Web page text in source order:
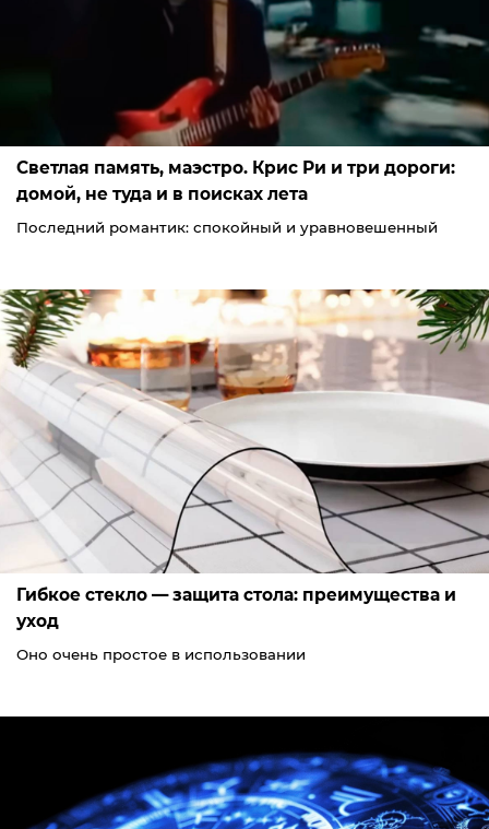
Светлая память, маэстро. Крис Ри и три дороги:
домой, не туда и в поисках лета
Последний романтик: спокойный и уравновешенный
Гибкое стекло — защита стола: преимущества и
уход
Оно очень простое в использовании